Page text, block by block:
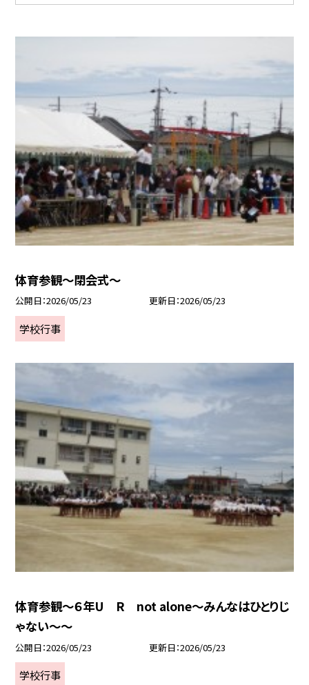
体育参観～閉会式～
公開日 2026/05/23 更新日 2026/05/23
学校行事
体育参観～６年U R not alone～みんなはひとりじ
ゃない～～
公開日 2026/05/23 更新日 2026/05/23
学校行事